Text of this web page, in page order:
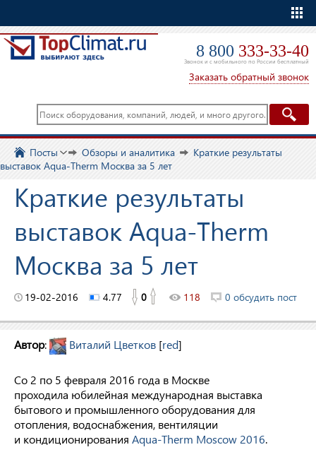
8 800 333-33-40
Звонок и с мобильного по России бесплатный
Заказать обратный звонок
Посты Обзоры и аналитика
Краткие результаты
выставок Aqua-Therm Москва за 5 лет
Краткие результаты
выставок Aqua-Therm
Москва за 5 лет
19-02-2016 4.77 0 118 0 обсудить пост
Автор: Виталий Цветков [red]
Со 2 по 5 февраля 2016 года в Москве
проходила юбилейная международная выставка
бытового и промышленного оборудования для
отопления, водоснабжения, вентиляции
и кондиционирования Aqua-Therm Moscow 2016.